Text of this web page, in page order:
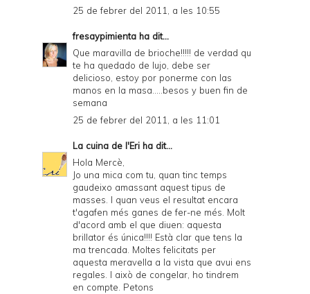
25 de febrer del 2011, a les 10:55
fresaypimienta ha dit...
Que maravilla de brioche!!!!! de verdad qu
te ha quedado de lujo, debe ser
delicioso, estoy por ponerme con las
manos en la masa.....besos y buen fin de
semana
25 de febrer del 2011, a les 11:01
La cuina de l'Eri ha dit...
Hola Mercè,
Jo una mica com tu, quan tinc temps
gaudeixo amassant aquest tipus de
masses. I quan veus el resultat encara
t'agafen més ganes de fer-ne més. Molt
d'acord amb el que diuen: aquesta
brillator és única!!!! Està clar que tens la
ma trencada. Moltes felicitats per
aquesta meravella a la vista que avui ens
regales. I això de congelar, ho tindrem
en compte. Petons